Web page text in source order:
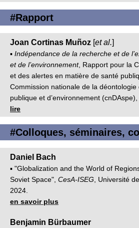
#Rapport
Joan Cortinas Muñoz [et al.]
▪ Indépendance de la recherche et de
et de l’environnement, Rapport pour la
et des alertes en matière de santé
Commission nationale de la
publique et d’environnement (cnDAspe),
lire
#Colloques, séminaires,
Daniel Bach
▪ "Globalization and the World of
Soviet Space", CesA-ISEG , Université
2024.
en savoir plus
Benjamin Bürbaumer